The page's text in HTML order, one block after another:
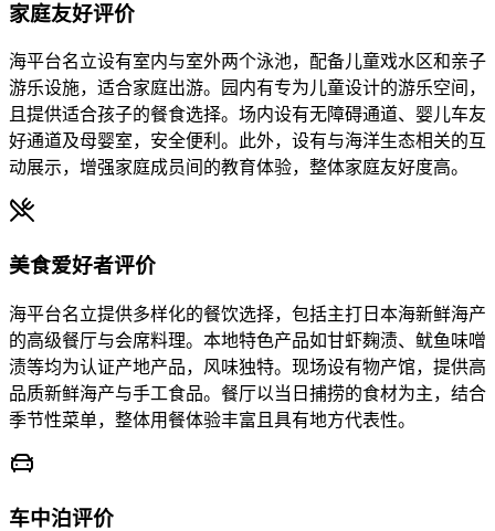
家庭友好评价
海平台名立设有室内与室外两个泳池，配备儿童戏水区和亲子
游乐设施，适合家庭出游。园内有专为儿童设计的游乐空间，
且提供适合孩子的餐食选择。场内设有无障碍通道、婴儿车友
好通道及母婴室，安全便利。此外，设有与海洋生态相关的互
动展示，增强家庭成员间的教育体验，整体家庭友好度高。
美食爱好者评价
海平台名立提供多样化的餐饮选择，包括主打日本海新鲜海产
的高级餐厅与会席料理。本地特色产品如甘虾麹渍、鱿鱼味噌
渍等均为认证产地产品，风味独特。现场设有物产馆，提供高
品质新鲜海产与手工食品。餐厅以当日捕捞的食材为主，结合
季节性菜单，整体用餐体验丰富且具有地方代表性。
车中泊评价